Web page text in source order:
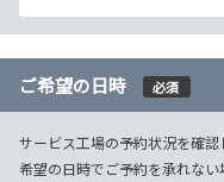
ご希望の日時 必須
サービス工場の予約状況を確
希望の日時でご予約を承れな